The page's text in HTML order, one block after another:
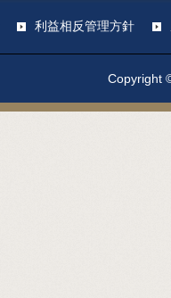
利益相反管理方針
Copyright